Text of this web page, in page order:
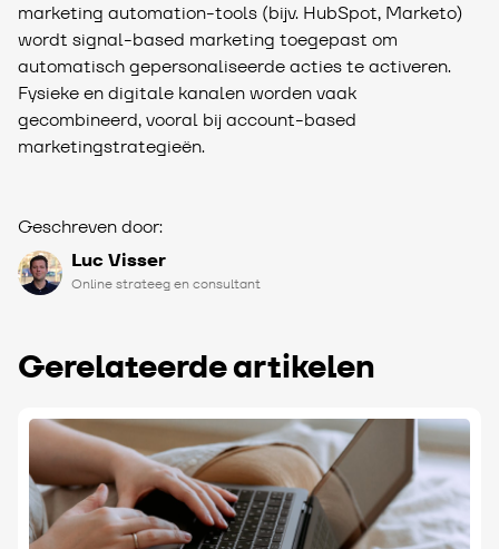
marketing automation-tools (bijv. HubSpot, Marketo)
wordt signal-based marketing toegepast om
automatisch gepersonaliseerde acties te activeren.
Fysieke en digitale kanalen worden vaak
gecombineerd, vooral bij account-based
marketingstrategieën.
Geschreven door:
Luc Visser
Online strateeg en consultant
Gerelateerde artikelen